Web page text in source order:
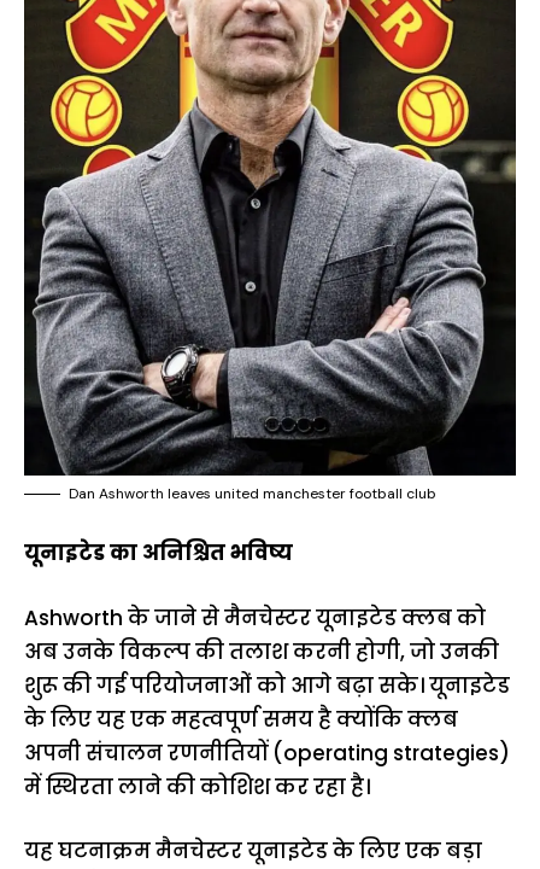
Dan Ashworth leaves united manchester football club
यूनाइटेड का अनिश्चित भविष्य
Ashworth के जाने से मैनचेस्टर यूनाइटेड क्लब को
अब उनके विकल्प की तलाश करनी होगी, जो उनकी
शुरू की गई परियोजनाओं को आगे बढ़ा सके। यूनाइटेड
के लिए यह एक महत्वपूर्ण समय है क्योंकि क्लब
अपनी संचालन रणनीतियों (operating strategies)
में स्थिरता लाने की कोशिश कर रहा है।
यह घटनाक्रम मैनचेस्टर यूनाइटेड के लिए एक बड़ा